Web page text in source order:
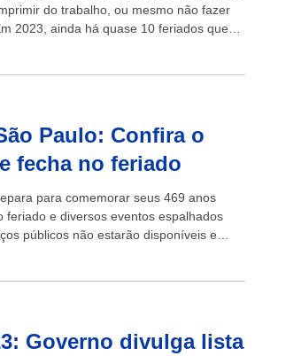
do trabalho, ou mesmo não fazer
2023, ainda há quase 10 feriados que
Paulo: Confira o
fecha no feriado
para comemorar seus 469 anos
feriado e diversos eventos espalhados
públicos não estarão disponíveis e
Governo divulga lista